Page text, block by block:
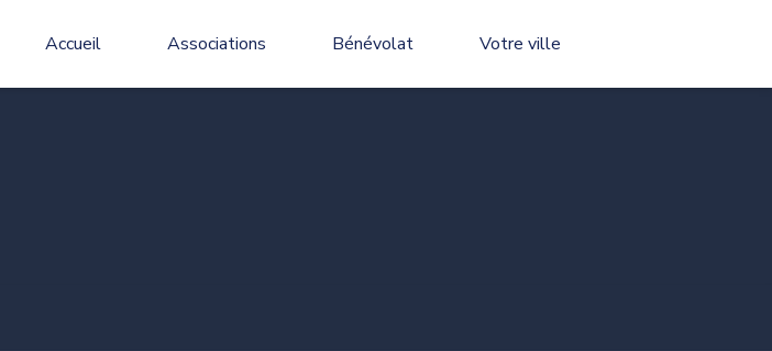
Accueil Associations Bénévolat Votre ville